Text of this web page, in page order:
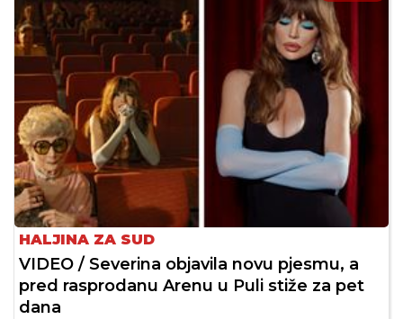
HALJINA ZA SUD
VIDEO / Severina objavila novu pjesmu, a
pred rasprodanu Arenu u Puli stiže za pet
dana